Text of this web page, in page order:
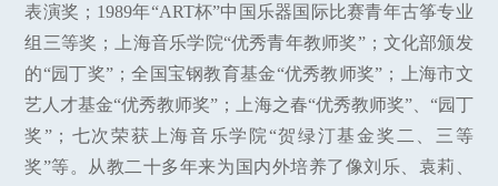
表演奖；1989年“ART杯”中国乐器国际比赛青年古筝专业
组三等奖；上海音乐学院“优秀青年教师奖”；文化部颁发
的“园丁奖”；全国宝钢教育基金“优秀教师奖”；上海市文
艺人才基金“优秀教师奖”；上海之春“优秀教师奖”、“园丁
奖”；七次荣获上海音乐学院“贺绿汀基金奖二、三等
奖”等。从教二十多年来为国内外培养了像刘乐、袁莉、